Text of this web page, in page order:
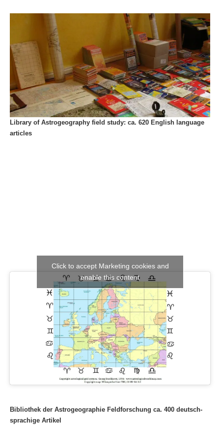
Library of Astrogeography field study: ca. 620 English language
articles
Click to accept Marketing cookies and
enable this content
Bibliothek der Astrogeographie Feldforschung ca. 400 deutsch-
sprachige Artikel